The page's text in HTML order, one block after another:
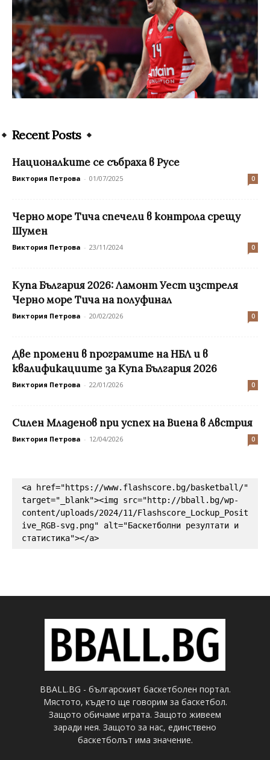
Recent Posts
Националките се събраха в Русе
Виктория Петрова - 01/07/2025 0
Черно море Тича спечели в контрола срещу
Шумен
Виктория Петрова - 23/11/2024 0
Купа България 2026: Ламонт Уест изстреля
Черно море Тича на полуфинал
Виктория Петрова - 20/02/2026 0
Две промени в програмите на НБЛ и в
квалификациите за Купа България 2026
Виктория Петрова - 22/01/2026 0
Силен Младенов при успех на Виена в Австрия
Виктория Петрова - 12/04/2026 0
<a href="https://www.flashscore.bg/basketball/"
target="_blank"><img src="http://bball.bg/wp-
content/uploads/2024/11/Flashscore_Lockup_Posit
ive_RGB-svg.png" alt="Баскетболни резултати и
статистика"></a>
BBALL.BG - българският баскетболен портал.
Мястото, където ще говорим за баскетбол.
Защото обичаме играта. Защото живеем
заради нея. Защото за нас, единствено
баскетболът има значение.